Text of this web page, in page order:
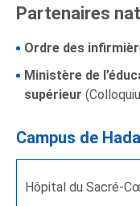
Partenaires
Ordre des
Ministère de
supérieur
Campus de
Hôpital du Sacré-